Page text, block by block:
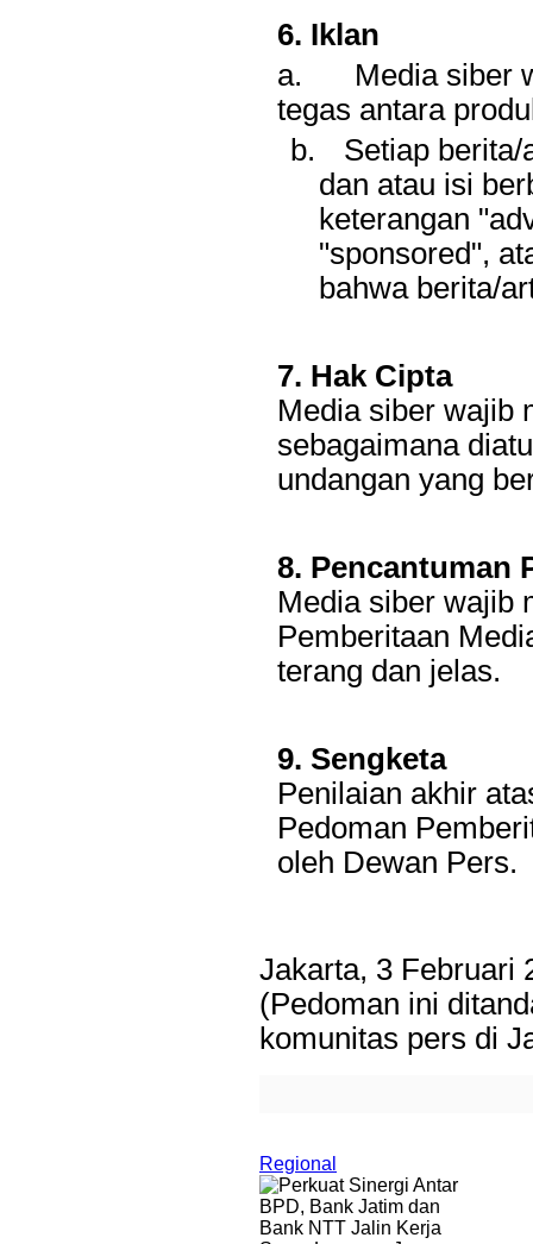
6. Iklan
a.
Media siber
tegas antara
b.
Setiap
dan atau isi
keterangan
"sponsored",
bahwa berita/
7. Hak Cipta
Media siber wajib
sebagaimana
undangan yang
8. Pencantuman
Media siber wajib
Pemberitaan
terang dan jelas.
9. Sengketa
Penilaian akhir
Pedoman
oleh Dewan Pers.
Jakarta, 3 Februari
(Pedoman ini
komunitas pers di
Regional